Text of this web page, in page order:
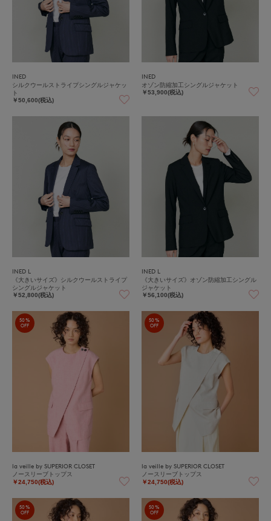
INED
シルクウールストライプシングルジャケッ
ト
￥50,600(税込)
INED
オゾン防縮加工シングルジャケット
￥53,900(税込)
INED L
《大きいサイズ》シルクウールストライプ
シングルジャケット
￥52,800(税込)
INED L
《大きいサイズ》オゾン防縮加工シングル
ジャケット
￥56,100(税込)
50%
OFF
la veille by SUPERIOR CLOSET
ノースリーブトップス
￥24,750(税込)
50%
OFF
la veille by SUPERIOR CLOSET
ノースリーブトップス
￥24,750(税込)
50%
OFF
50%
OFF